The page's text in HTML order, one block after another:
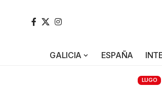
GALICIA ESPAÑA
LUGO